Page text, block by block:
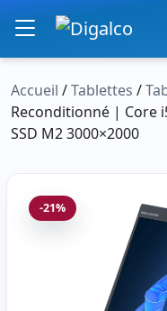
Navigation
Accueil /Tablettes /
Reconditionné | Core
SSD M2 3000×2000
-21%